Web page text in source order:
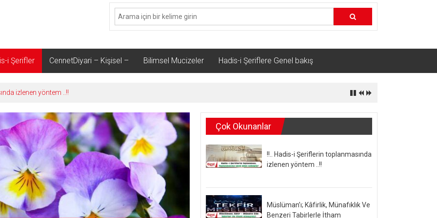
i Şerifler CennetDiyari – Kişisel – Bilimsel Mucizeler Hadis-i Şeriflere Genel bakış
izlenen yöntem ..!!
Çok Okunanlar
!!.. Hadis-i Şeriflerin toplanmasında
izlenen yöntem ..!!
Müslüman’ı; Kâfirlik, Münafıklık Ve
Benzeri Tabirlerle İtham